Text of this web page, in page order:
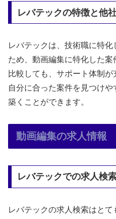
レバテックの特徴と他
レバテックは、技術職に特
ため、動画編集に特化した
比較しても、サポート体制が
自分に合った案件を見つけ
築くことができます。
動画編集の求人情報
レバテックでの求人検
レバテックの求人検索はと